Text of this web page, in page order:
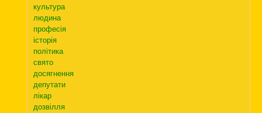
культура
людина
професія
історія
політика
свято
досягнення
депутати
лікар
дозвілля